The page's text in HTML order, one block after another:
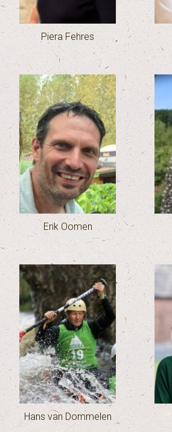
Piera Fehres
Erik Oomen
Hans van Dommelen